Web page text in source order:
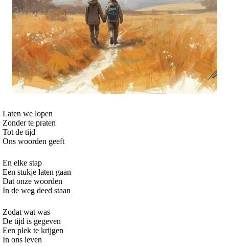
Laten we lopen
Zonder te praten
Tot de tijd
Ons woorden geeft
En elke stap
Een stukje laten gaan
Dat onze woorden
In de weg deed staan
Zodat wat was
De tijd is gegeven
Een plek te krijgen
In ons leven